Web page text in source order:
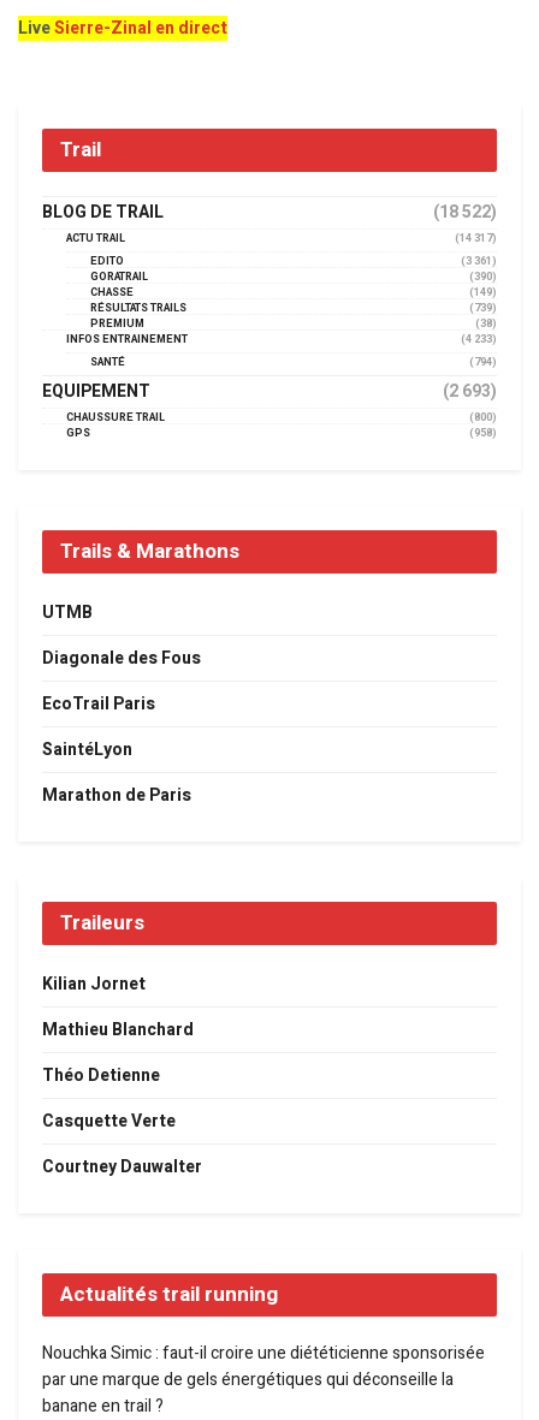
LiveSierre-Zinal en direct
Trail
BLOG DE TRAIL (18 522)
ACTU TRAIL
(14 317)
EDITO
(3 361)
GORATRAIL
(390)
CHASSE
(149)
RÉSULTATS TRAILS
(739)
PREMIUM
(38)
INFOS ENTRAINEMENT
(4 233)
SANTÉ
(794)
EQUIPEMENT (2 693)
CHAUSSURE TRAIL
(800)
GPS
(958)
Trails & Marathons
UTMB
Diagonale des Fous
EcoTrail Paris
SaintéLyon
Marathon de Paris
Traileurs
Kilian Jornet
Mathieu Blanchard
Théo Detienne
Casquette Verte
Courtney Dauwalter
Actualités trail running
Nouchka Simic : faut-il croire une diététicienne sponsorisée
par une marque de gels énergétiques qui déconseille la
banane en trail ?